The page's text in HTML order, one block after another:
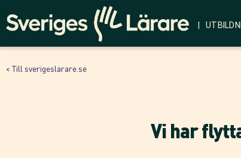
|
< Till sverigeslarare.se
Vi har